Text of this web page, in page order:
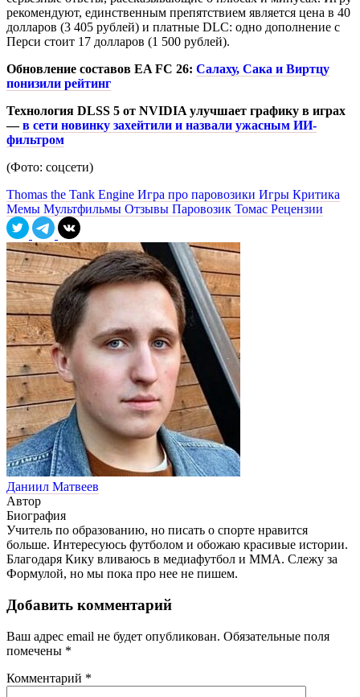
рекомендуют, единственным препятствием является цена в 40
долларов (3 405 рублей) и платные DLC: одно дополнение с
Перси стоит 17 долларов (1 500 рублей).
Обновление составов EA FC 26: Салаху, Сака и Виртцу
понизили рейтинг
Технология DLSS 5 от NVIDIA улучшает графику в играх
—в сети новинку захейтили и назвали ужасным ИИ-
фильтром
(Фото: соцсети)
Thomas the Tank Engine Игра про паровозики Игры Критика
Мемы Мультфильмы Отзывы Паровозик Томас Рецензии
Даниил Матвеев
Автор
Биография
Учитель по образованию, но писать о спорте нравится
больше. Интересуюсь футболом и обожаю красивые истории.
Благодаря Кику вливаюсь в медиафутбол и ММА. Слежу за
Формулой, но мы пока про нее не пишем.
Добавить комментарий
Ваш адрес email не будет опубликован. Обязательные поля
помечены *
Комментарий *